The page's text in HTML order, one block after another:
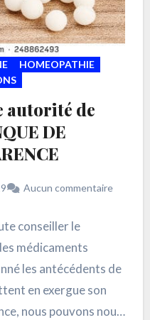
HOMEOPATHIE
autorité de
DE
Aucun commentaire
conseiller le
médicaments
les antécédents de
en exergue son
nous pouvons nous